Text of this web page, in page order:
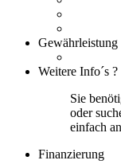
Gewährleistung
Weitere Info´s ?
Sie
oder
einfach
Finanzierung